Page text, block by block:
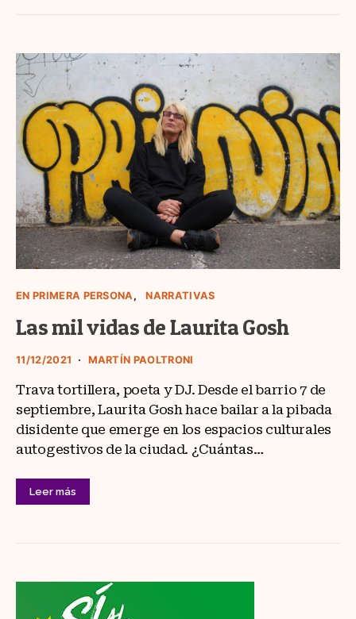
EN PRIMERA PERSONA NARRATIVAS
Las mil vidas de Laurita Gosh
11/12/2021 MARTÍN PAOLTRONI
Trava tortillera, poeta y DJ. Desde el barrio 7 de
septiembre, Laurita Gosh hace bailar a la pibada
disidente que emerge en los espacios culturales
autogestivos de la ciudad. ¿Cuántas…
Leer más